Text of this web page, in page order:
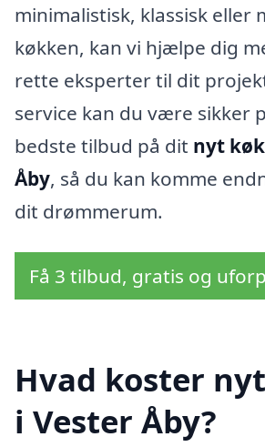
minimalistisk, klassisk eller
køkken, kan vi hjælpe dig
rette eksperter til dit
service kan du være sikker
bedste tilbud på dit nyt
Åby, så du kan komme
dit drømmerum.
Få 3 tilbud, gratis og
Hvad koster
i Vester Åby?